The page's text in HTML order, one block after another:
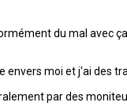
du mal avec
moi et j'ai des
par des